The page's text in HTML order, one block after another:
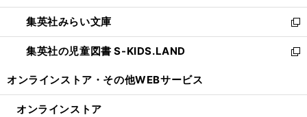
開
く
ウ
で
開
く
ン
ド
ウ
で
ウ
ィ
ン
ド
開
集英社みらい文庫
新
し
い
ン
集英社の児童図書 S-KIDS.LAND
新
ウ
オンラインストア・ その他WEBサービス
オンラインストア